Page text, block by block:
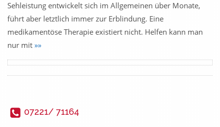
Sehleistung entwickelt sich im Allgemeinen über Monate,
führt aber letztlich immer zur Erblindung. Eine
medikamentöse Therapie existiert nicht. Helfen kann man
nur mit »»
07221/ 71164